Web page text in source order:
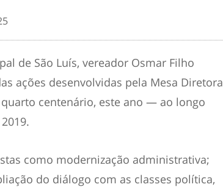
de São Luís, vereador Osmar Filho
ações desenvolvidas pela Mesa Diretora
centenário, este ano — ao longo
como modernização administrativa;
do diálogo com as classes política,